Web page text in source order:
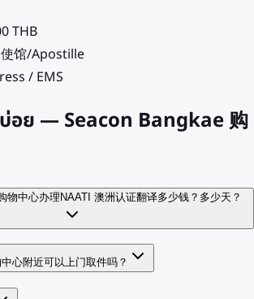
THB
馆/Apostille
/ EMS
อย — Seacon Bangkae 购
物中心办理NAATI 澳洲认证翻译多少钱？多少天？
心附近可以上门取件吗？